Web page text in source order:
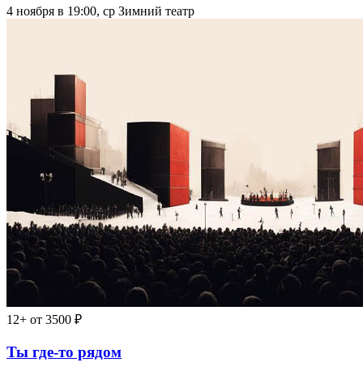
4 ноября в 19:00, ср Зимний театр
12+ от 3500 ₽
Ты где-то рядом